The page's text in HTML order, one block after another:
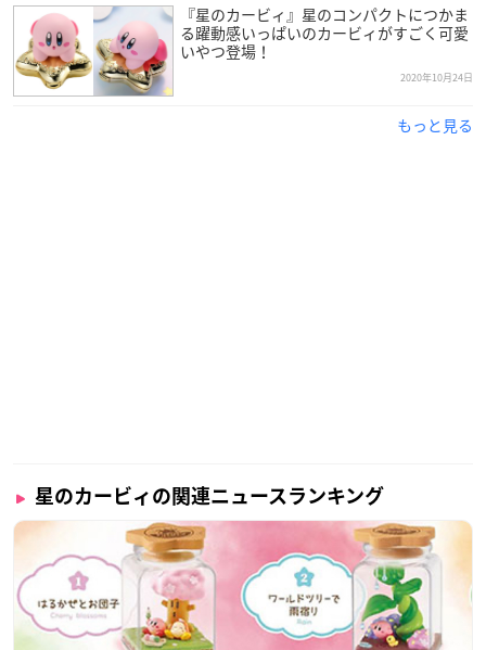
『星のカービィ』星のコンパクトにつかま
る躍動感いっぱいのカービィがすごく可愛
いやつ登場！
2020年10月24日
もっと見る
星のカービィの関連ニュースランキング